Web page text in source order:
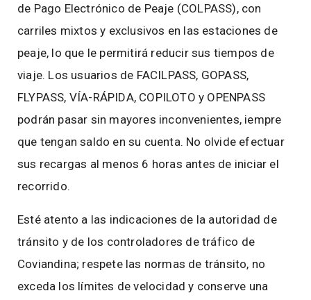
de Pago Electrónico de Peaje (COLPASS), con
carriles mixtos y exclusivos en las estaciones de
peaje, lo que le permitirá reducir sus tiempos de
viaje. Los usuarios de FACILPASS, GOPASS,
FLYPASS, VÍA-RÁPIDA, COPILOTO y OPENPASS
podrán pasar sin mayores inconvenientes, iempre
que tengan saldo en su cuenta. No olvide efectuar
sus recargas al menos 6 horas antes de iniciar el
recorrido.
Esté atento a las indicaciones de la autoridad de
tránsito y de los controladores de tráfico de
Coviandina; respete las normas de tránsito, no
exceda los límites de velocidad y conserve una